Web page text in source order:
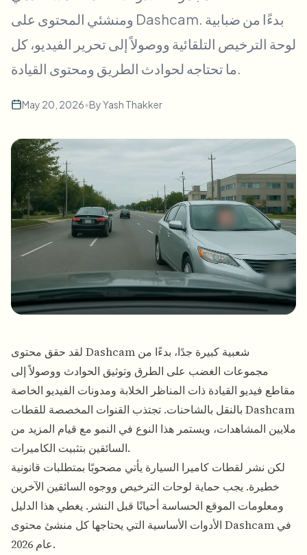
تبديل الوجه - فيديو
ذكاء الفيديو
طمس فيديوهات بالجملة
طمس الوجه بالجملة
خطوط أنابيب عالية الإنتاجية
طمس أي شيء
مناطق المؤسسات والسياسات والمراجعة
API & SDK
نموذج الاتصال
ذكاء الفيديو
إزالة الخلفية بالجملة
ومنشئي المحتوى على Dashcam. بدءًا من ضبابية
لوحة الترخيص التلقائية ووصولاً إلى تحرير الفيديو، كل
ما تحتاجه لحوادث الطريق ومحتوى القيادة.
May 20, 2026•ByYash Thakker
لقد حقق محتوى Dashcam شعبية كبيرة جدًا، بدءًا من
مجموعات الغضب على الطرق وتوثيق الحوادث ووصولاً إلى
مقاطع فيديو القيادة ذات المناظر الخلابة ومدونات الفيديو الخاصة
بالنقل بالشاحنات. تجتذب القنوات المخصصة للقطات Dashcam
ملايين المشاهدات، ويستمر هذا النوع في النمو مع قيام المزيد من
السائقين بتثبيت الكاميرات.
لكن نشر لقطات كاميرا السيارة يأتي مصحوبًا بمتطلبات قانونية
خطيرة. يجب حماية لوحات الترخيص ووجوه السائقين الآخرين
ومعلومات الموقع الحساسة أحيانًا قبل النشر. يغطي هذا الدليل
الأدوات الأساسية التي يحتاجها كل منشئ محتوى Dashcam في
عام 2026.